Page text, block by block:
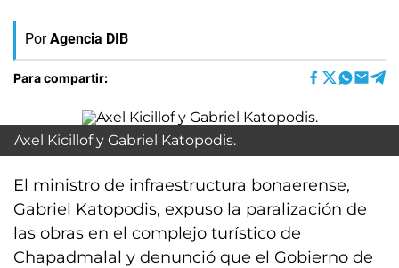
Por Agencia DIB
Para compartir:
Axel Kicillof y Gabriel Katopodis.
El ministro de infraestructura bonaerense,
Gabriel Katopodis, expuso la paralización de
las obras en el complejo turístico de
Chapadmalal y denunció que el Gobierno de